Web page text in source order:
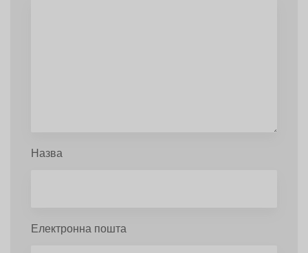
Назва
Електронна пошта